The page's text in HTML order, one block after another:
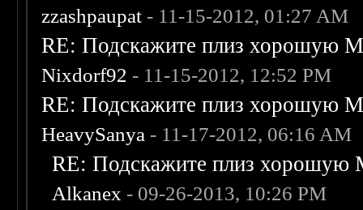
zzashpaupat - 11-15-2012, 01:27 AM
RE: Подскажите плиз хорошую
Nixdorf92 - 11-15-2012, 12:52 PM
RE: Подскажите плиз хорошую
HeavySanya - 11-17-2012, 06:16 AM
RE: Подскажите плиз хорошую
Alkanex - 09-26-2013, 10:26 PM